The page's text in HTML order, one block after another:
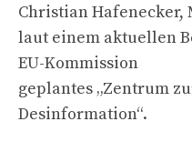
Christian Hafenecker,
laut einem aktuellen
EU-Kommission
geplantes „Zentrum
Desinformation“.